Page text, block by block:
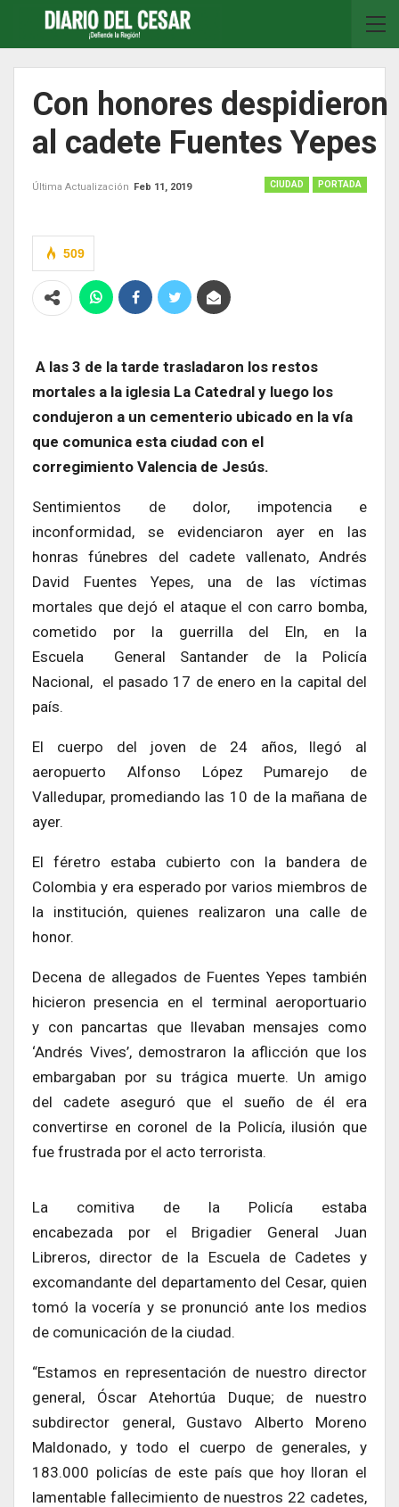
Con honores despidieron
al cadete Fuentes Yepes
CIUDAD PORTADA
Última Actualización Feb 11, 2019
509
A las 3 de la tarde trasladaron los restos
mortales a la iglesia La Catedral y luego los
condujeron a un cementerio ubicado en la vía
que comunica esta ciudad con el
corregimiento Valencia de Jesús.
Sentimientos de dolor, impotencia e
inconformidad, se evidenciaron ayer en las
honras fúnebres del cadete vallenato, Andrés
David Fuentes Yepes, una de las víctimas
mortales que dejó el ataque el con carro bomba,
cometido por la guerrilla del Eln, en la
Escuela General Santander de la Policía
Nacional, el pasado 17 de enero en la capital del
país.
El cuerpo del joven de 24 años, llegó al
aeropuerto Alfonso López Pumarejo de
Valledupar, promediando las 10 de la mañana de
ayer.
El féretro estaba cubierto con la bandera de
Colombia y era esperado por varios miembros de
la institución, quienes realizaron una calle de
honor.
Decena de allegados de Fuentes Yepes también
hicieron presencia en el terminal aeroportuario
y con pancartas que llevaban mensajes como
‘Andrés Vives’, demostraron la aflicción que los
embargaban por su trágica muerte. Un amigo
del cadete aseguró que el sueño de él era
convertirse en coronel de la Policía, ilusión que
fue frustrada por el acto terrorista.
La comitiva de la Policía estaba
encabezada por el Brigadier General Juan
Libreros, director de la Escuela de Cadetes y
excomandante del departamento del Cesar, quien
tomó la vocería y se pronunció ante los medios
de comunicación de la ciudad.
“Estamos en representación de nuestro director
general, Óscar Atehortúa Duque; de nuestro
subdirector general, Gustavo Alberto Moreno
Maldonado, y todo el cuerpo de generales, y
183.000 policías de este país que hoy lloran el
lamentable fallecimiento de nuestros 22 cadetes,